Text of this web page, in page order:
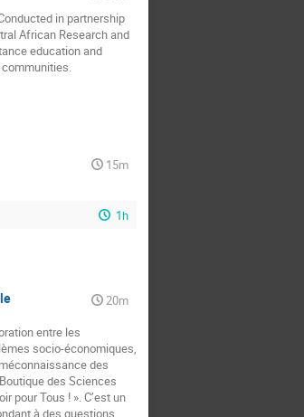
in partnership
African Research and
education and
15m
1h
20m
entre les
socio-économiques,
des
des Sciences
pour Tous ! ». C’est un
à des questions